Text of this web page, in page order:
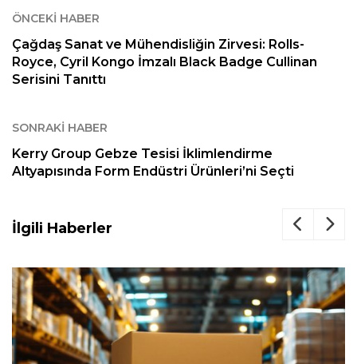
ÖNCEKI HABER
Çağdaş Sanat ve Mühendisliğin Zirvesi: Rolls-
Royce, Cyril Kongo İmzalı Black Badge Cullinan
Serisini Tanıttı
SONRAKI HABER
Kerry Group Gebze Tesisi İklimlendirme
Altyapısında Form Endüstri Ürünleri’ni Seçti
İlgili Haberler